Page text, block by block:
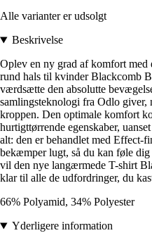
Alle varianter er udsolgt
Beskrivelse
Oplev en ny grad af komfort med
rund hals til kvinder Blackcomb
værdsætte den absolutte
samlingsteknologi fra Odlo
kroppen. Den optimale komfort
hurtigttørrende egenskaber,
alt: den er behandlet med Effect-
bekæmper lugt, så du kan føle
vil den nye langærmede T-shirt
klar til alle de udfordringer, du
66% Polyamid, 34% Polyester
Yderligere information